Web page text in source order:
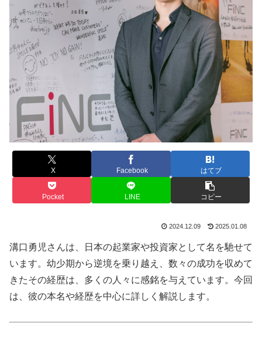
X Facebook はてブ
Pocket LINE コピー
2024.12.09 2025.01.08
溝口勇児さんは、日本の起業家や投資家として名を馳せて
います。幼少期から逆境を乗り越え、数々の成功を収めて
きたその経歴は、多くの人々に感銘を与えています。今回
は、彼の本名や経歴を中心に詳しく解説します。